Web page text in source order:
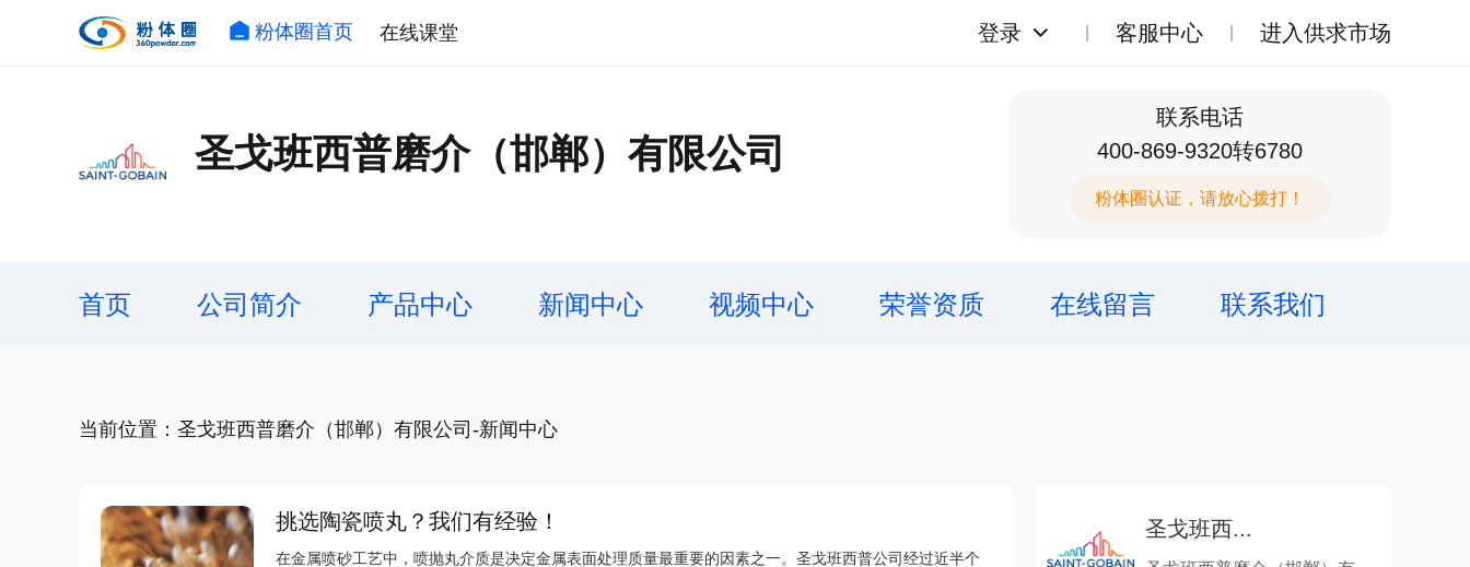
粉体圈首页 在线课堂 登录 客服中心 进入供求市场
圣戈班西普磨介（邯郸）有限公司
联系电话
400-869-9320转6780
粉体圈认证，请放心拨打！
首页 公司简介 产品中心 新闻中心 视频中心 荣誉资质 在线留言 联系我们
当前位置：圣戈班西普磨介（邯郸）有限公司-新闻中心
挑选陶瓷喷丸？我们有经验！
在金属喷砂工艺中，喷抛丸介质是决定金属表面处理质量最重要的因素之一。圣戈班西普公司经过近半个
圣戈班西...